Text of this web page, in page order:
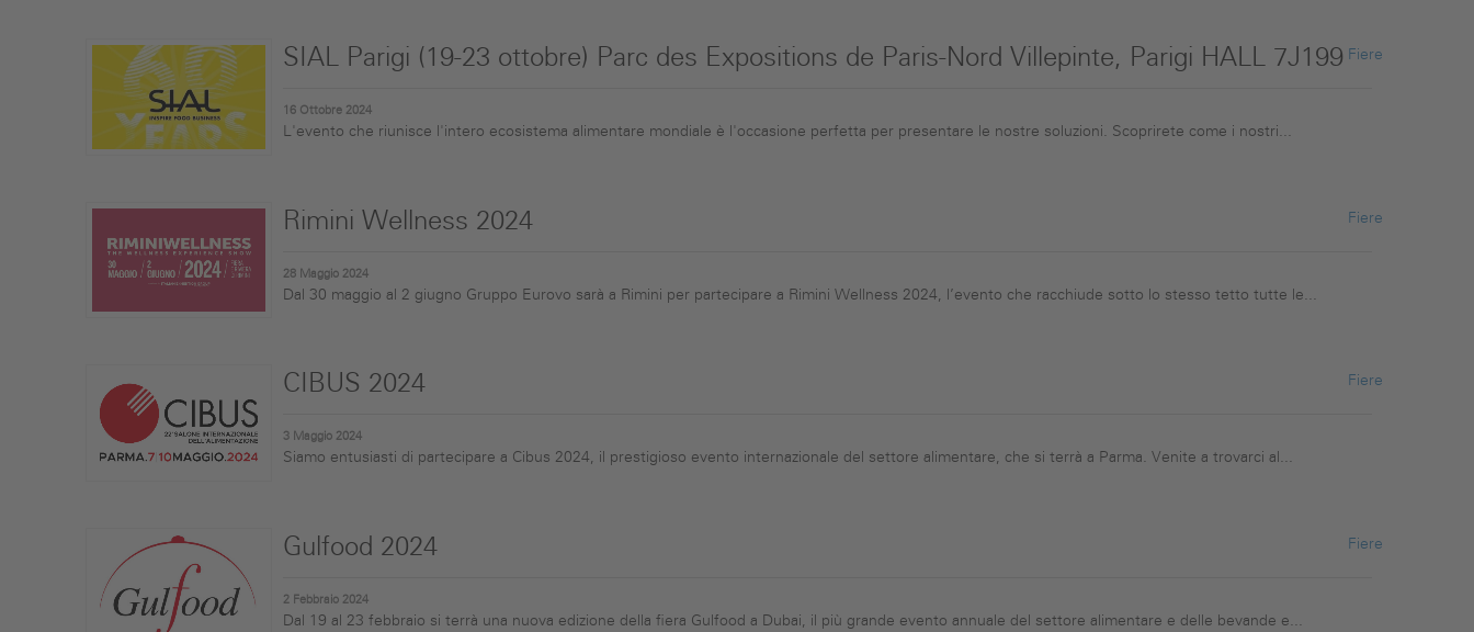
SIAL Parigi (19-23 ottobre) Parc des Expositions de Paris-Nord Villepinte, Parigi HALL 7J199
16 Ottobre 2024
L'evento che riunisce l'intero ecosistema alimentare mondiale è l'occasione perfetta per presentare le nostre soluzioni. Scoprirete come i nostri...
Fiere
Rimini Wellness 2024
28 Maggio 2024
Dal 30 maggio al 2 giugno Gruppo Eurovo sarà a Rimini per partecipare a Rimini Wellness 2024, l’evento che racchiude sotto lo stesso tetto tutte le...
Fiere
CIBUS 2024
3 Maggio 2024
Siamo entusiasti di partecipare a Cibus 2024, il prestigioso evento internazionale del settore alimentare, che si terrà a Parma. Venite a trovarci al...
Fiere
Gulfood 2024
2 Febbraio 2024
Dal 19 al 23 febbraio si terrà una nuova edizione della fiera Gulfood a Dubai, il più grande evento annuale del settore alimentare e delle bevande e...
Fiere